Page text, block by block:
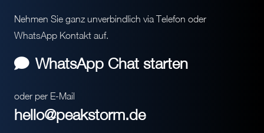
Nehmen Sie ganz unverbindlich via Telefon oder
WhatsApp Kontakt auf.
WhatsApp Chat starten
oder per E-Mail
hello@peakstorm.de